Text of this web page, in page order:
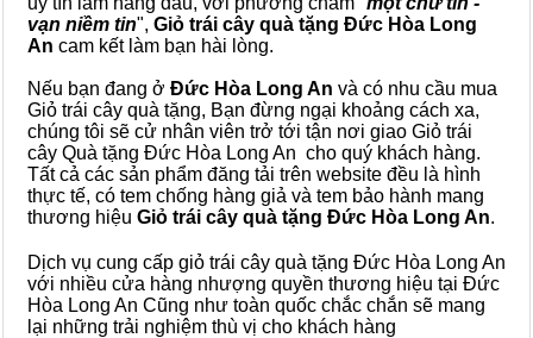
vạn niềm tin", Giỏ trái cây quà tặng Đức Hòa Long
An cam kết làm bạn hài lòng.
Nếu bạn đang ở Đức Hòa Long An và có nhu cầu mua
Giỏ trái cây quà tặng, Bạn đừng ngại khoảng cách xa,
chúng tôi sẽ cử nhân viên trở tới tận nơi giao Giỏ trái
cây Quà tặng Đức Hòa Long An cho quý khách hàng.
Tất cả các sản phẩm đăng tải trên website đều là hình
thực tế, có tem chống hàng giả và tem bảo hành mang
thương hiệu Giỏ trái cây quà tặng Đức Hòa Long An.
Dịch vụ cung cấp giỏ trái cây quà tặng Đức Hòa Long An
với nhiều cửa hàng nhượng quyền thương hiệu tại Đức
Hòa Long An Cũng như toàn quốc chắc chắn sẽ mang
lại những trải nghiệm thù vị cho khách hàng